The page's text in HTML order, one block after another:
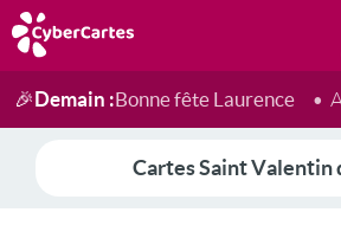
Anniversaire
Fête du jour
Amour
Amitié
Merci
Toutes les cartes
🎉Demain :Bonne fête Laurence
Cartes Saint Valentin